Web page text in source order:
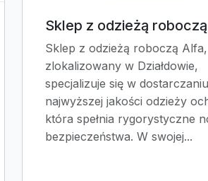
Sklep z odzieżą
Sklep z odzieżą roboczą Alfa,
zlokalizowany w Działdowie,
specjalizuje się w dostarczaniu
najwyższej jakości odzieży
która spełnia rygorystyczne
bezpieczeństwa. W swojej...